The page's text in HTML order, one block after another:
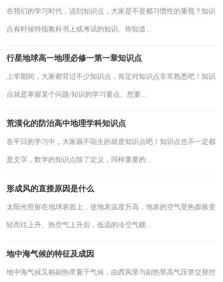
在我们的学习时代，说到知识点，大家是不是都习惯性的重视？知识
点有时候特指教科书上或考试的知识。你知道...
行星地球高一地理必修一第一章知识点
上学期间，大家都背过不少知识点，肯定对知识点非常熟悉吧！知识
点就是掌握某个问题/知识的学习要点。想要...
荒漠化的防治高中地理学科知识点
在平日的学习中，大家最不陌生的就是知识点吧！知识点也不一定都
是文字，数学的知识点除了定义，同样重要的...
形成风的直接原因是什么
太阳光照射在地球表面上，使地表温度升高，地表的空气受热膨胀变
轻而往上升。热空气上升后，低温的冷空气横...
地中海气候的特征及成因
地中海气候又称副热带夏干气候，由西风带与副热带高气压带交替控